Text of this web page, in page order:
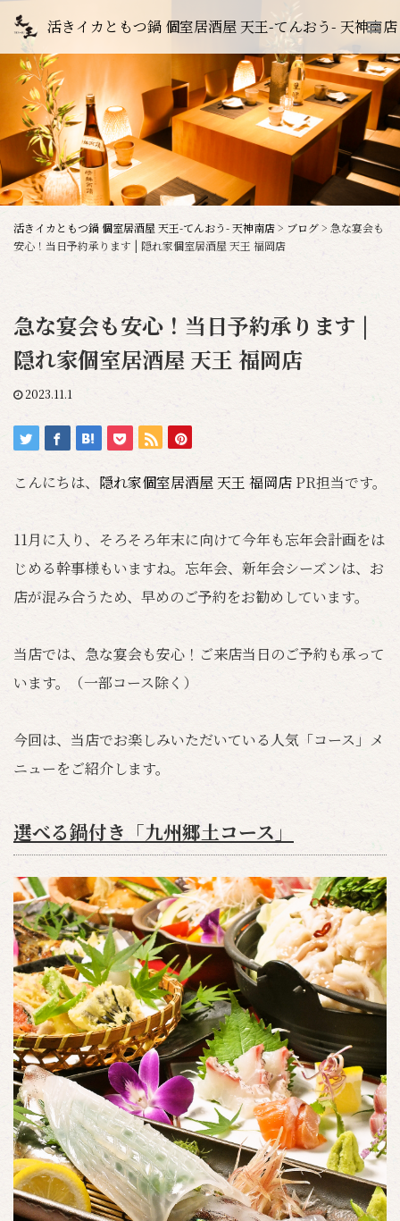
活きイカともつ鍋 個室居酒屋 天王-てんおう- 天神南店
活きイカともつ鍋 個室居酒屋 天王-てんおう- 天神南店> ブログ> 急な宴会も
安心！当日予約承ります | 隠れ家個室居酒屋 天王 福岡店
急な宴会も安心！当日予約承ります |
隠れ家個室居酒屋 天王 福岡店
2023.11.1
こんにちは、 隠れ家個室居酒屋 天王 福岡店 PR担当です。
11月に入り、そろそろ年末に向けて今年も忘年会計画をは
じめる幹事様もいますね。忘年会、新年会シーズンは、お
店が混み合うため、早めのご予約をお勧めしています。
当店では、急な宴会も安心！ご来店当日のご予約も承って
います。（一部コース除く）
今回は、当店でお楽しみいただいている人気「コース」メ
ニューをご紹介します。
選べる鍋付き「九州郷土コース」